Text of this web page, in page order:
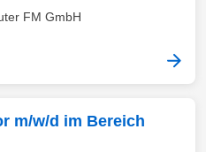
FM GmbH
m/w/d im Bereich